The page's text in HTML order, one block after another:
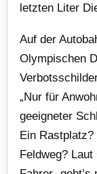
letzten Liter
Auf der
Olympischen
„Nur für
geeigneter
Ein
Feldweg? Laut